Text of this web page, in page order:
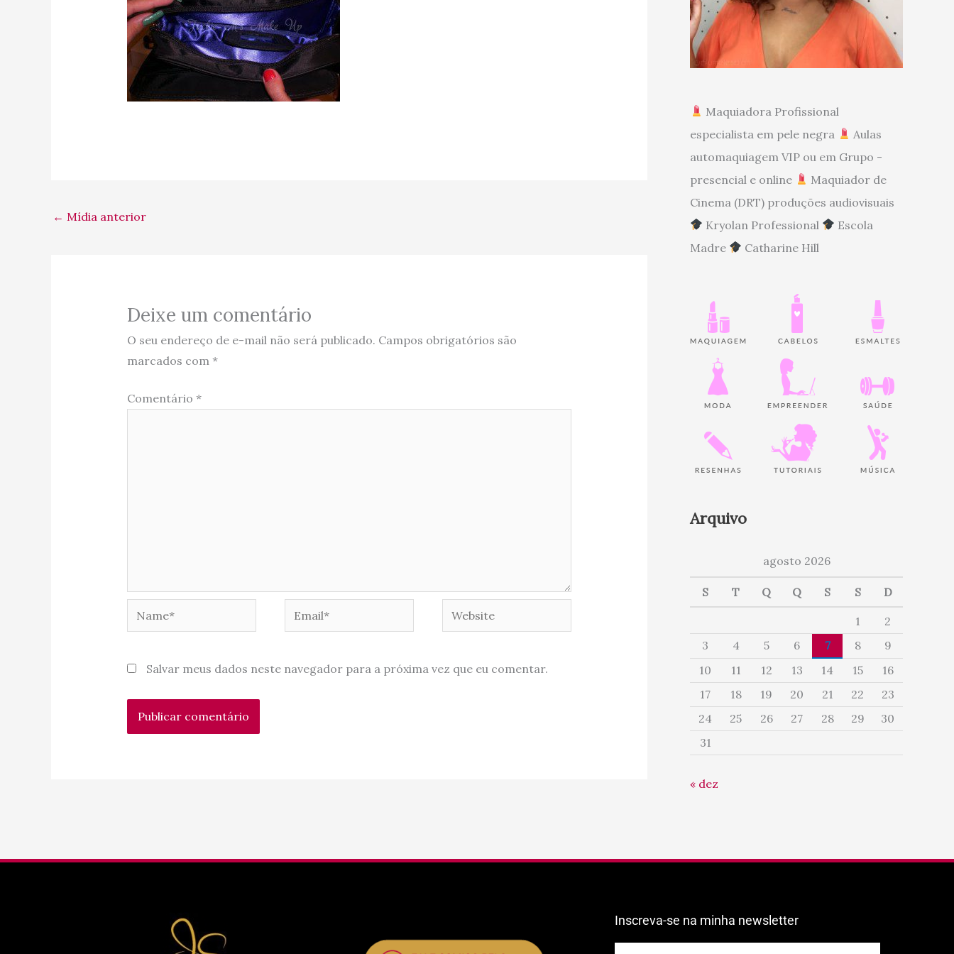
← Mídia anterior
Deixe um comentário
O seu endereço de e-mail não será publicado. Campos obrigatórios são
marcados com *
Comentário *
Website
Salvar meus dados neste navegador para a próxima vez que eu comentar.
Maquiadora Profissional
especialista em pele negra
Aulas
automaquiagem VIP ou em Grupo -
presencial e online
Maquiador de
Cinema (DRT) produções audiovisuais
Kryolan Professional
Escola
Madre
Catharine Hill
Arquivo
agosto 2026
S T Q Q S S D
1
2
3
4 5 6 7 8
9
10
11 12 13 14 15
16
17
18 19 20 21 22
23
24
25 26 27 28 29
30
31
« dez
Inscreva-se na minha newsletter